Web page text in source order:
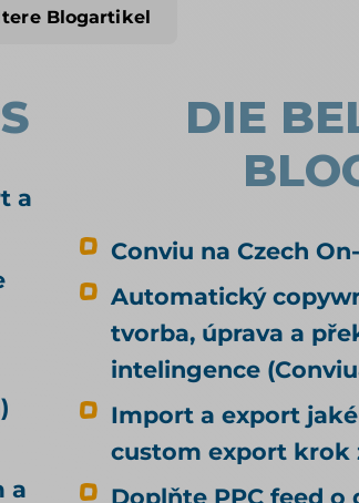
o konkrétní pole, tagy a
Blogartikel
a
a
DIE
Conviu na Czech
Automatický
tvorba, úprava a
intelingence
Import a export
custom export krok
Doplňte PPC feed